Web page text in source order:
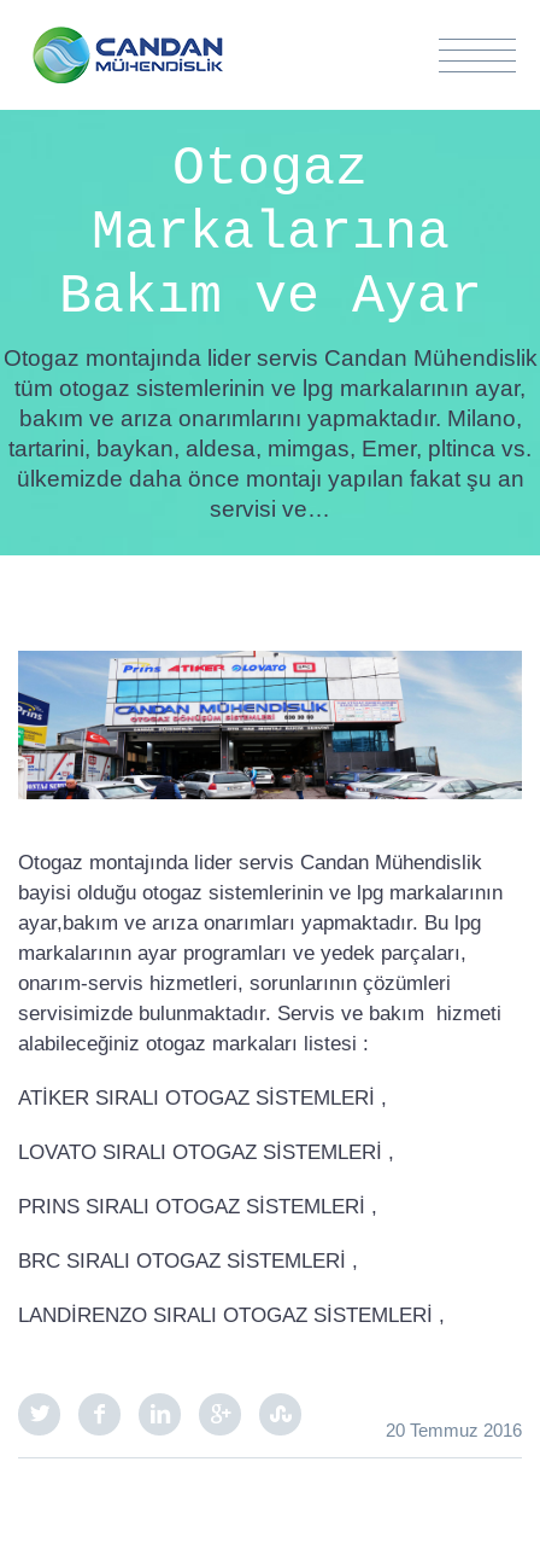
Otogaz
Markalarına
Bakım ve Ayar
Otogaz montajında lider servis Candan Mühendislik
tüm otogaz sistemlerinin ve lpg markalarının ayar,
bakım ve arıza onarımlarını yapmaktadır. Milano,
tartarini, baykan, aldesa, mimgas, Emer, pltinca vs.
ülkemizde daha önce montajı yapılan fakat şu an
servisi ve…
Otogaz montajında lider servis Candan Mühendislik
bayisi olduğu otogaz sistemlerinin ve lpg markalarının
ayar,bakım ve arıza onarımları yapmaktadır. Bu lpg
markalarının ayar programları ve yedek parçaları,
onarım-servis hizmetleri, sorunlarının çözümleri
servisimizde bulunmaktadır. Servis ve bakım hizmeti
alabileceğiniz otogaz markaları listesi :
ATİKER SIRALI OTOGAZ SİSTEMLERİ ,
LOVATO SIRALI OTOGAZ SİSTEMLERİ ,
PRINS SIRALI OTOGAZ SİSTEMLERİ ,
BRC SIRALI OTOGAZ SİSTEMLERİ ,
LANDİRENZO SIRALI OTOGAZ SİSTEMLERİ ,
20 Temmuz 2016